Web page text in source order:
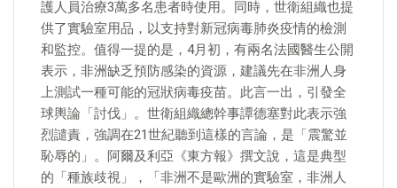
護人員治療3萬多名患者時使用。同時，世衛組織也提
供了實驗室用品，以支持對新冠病毒肺炎疫情的檢測
和監控。值得一提的是，4月初，有兩名法國醫生公開
表示，非洲缺乏預防感染的資源，建議先在非洲人身
上測試一種可能的冠狀病毒疫苗。此言一出，引發全
球輿論「討伐」。世衛組織總幹事譚德塞對此表示強
烈譴責，強調在21世紀聽到這樣的言論，是「震驚並
恥辱的」。阿爾及利亞《東方報》撰文說，這是典型
的「種族歧視」，「非洲不是歐洲的實驗室，非洲人